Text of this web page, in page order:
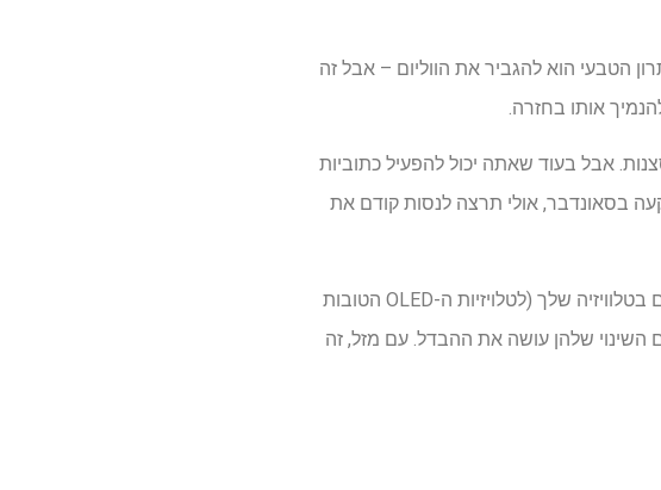
הטבעי הוא להגביר את הווליום – אבל זה
אותו בחזרה.
אבל בעוד שאתה יכול להפעיל כתוביות
בסאונדבר, אולי תרצה לנסות קודם את
כאן אנו מסתכלים על כמה הגדרות מפתח שכדאי להיזהר מהן. אולי לא תמצא את כולם בטלוויזיה שלך (לטלויזיות ה-OLED הטובות
השינוי שלהן עושה את ההבדל. עם מזל, זה